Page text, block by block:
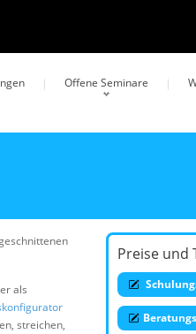
Offene Seminare
als
streichen,
Preise und